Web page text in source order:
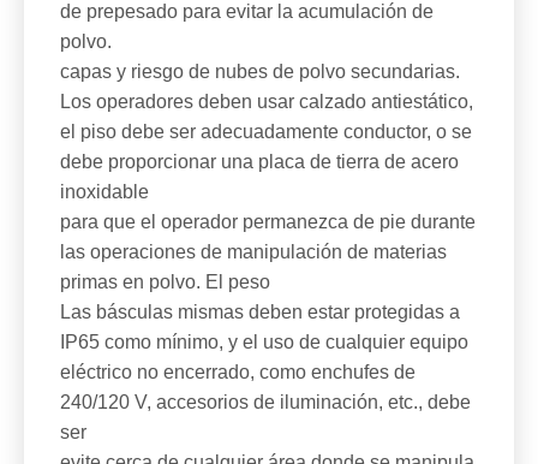
de prepesado para evitar la acumulación de
polvo.
capas y riesgo de nubes de polvo secundarias.
Los operadores deben usar calzado antiestático,
el piso debe ser adecuadamente conductor, o se
debe proporcionar una placa de tierra de acero
inoxidable
para que el operador permanezca de pie durante
las operaciones de manipulación de materias
primas en polvo. El peso
Las básculas mismas deben estar protegidas a
IP65 como mínimo, y el uso de cualquier equipo
eléctrico no encerrado, como enchufes de
240/120 V, accesorios de iluminación, etc., debe
ser